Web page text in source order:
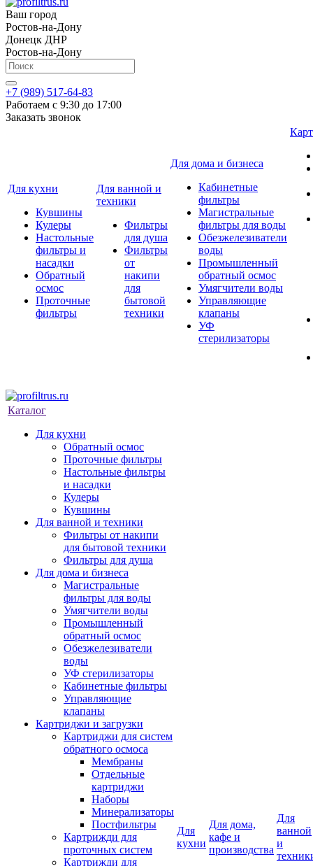
Ваш город
Ростов-на-Дону
Донецк ДНР
Ростов-на-Дону
+7 (989) 517-64-83
Работаем с 9:30 до 17:00
Заказать звонок
Для кухни
Кувшины
Кулеры
Настольные
фильтры и
насадки
Обратный
осмос
Проточные
фильтры
Для ванной и
техники
Фильтры
для душа
Фильтры
от
накипи
для
бытовой
техники
Для дома и бизнеса
Кабинетные
фильтры
Магистральные
фильтры для воды
Обезжелезиватели
воды
Промышленный
обратный осмос
Умягчители воды
Управляющие
клапаны
УФ
стерилизаторы
Каталог
Для кухни
Обратный осмос
Проточные фильтры
Настольные фильтры
и насадки
Кулеры
Кувшины
Для ванной и техники
Фильтры от накипи
для бытовой техники
Фильтры для душа
Для дома и бизнеса
Магистральные
фильтры для воды
Умягчители воды
Промышленный
обратный осмос
Обезжелезиватели
воды
УФ стерилизаторы
Кабинетные фильтры
Управляющие
клапаны
Картриджи и загрузки
Картриджи для систем
обратного осмоса
Мембраны
Отдельные
картриджи
Наборы
Минерализаторы
Постфильтры
Картрижди для
проточных систем
Картрижди для
Для
кухни
Для дома,
кафе и
производства
Для
ванной
и